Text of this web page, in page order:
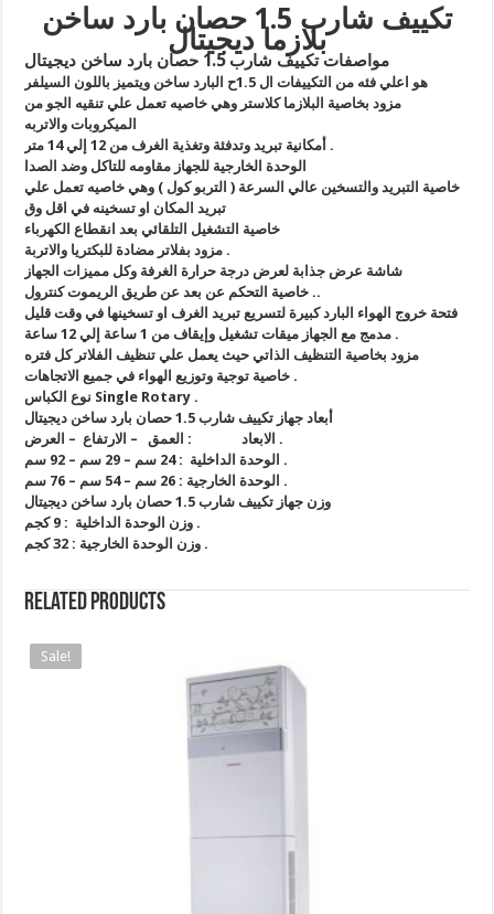
تكييف شارب 1.5 حصان بارد ساخن
بلازما ديجيتال
مواصفات تكييف شارب 1.5 حصان بارد ساخن ديجيتال
هو اعلي فئه من التكييفات ال 1.5ح البارد ساخن ويتميز باللون السيلفر
مزود بخاصية البلازما كلاستر وهي خاصيه تعمل علي تنقيه الجو من
الميكروبات والاتربه
أمكانية تبريد وتدفئة وتغذية الغرف من 12 إلي 14 متر .
الوحدة الخارجية للجهاز مقاومه للتاكل وضد الصدا
خاصية التبريد والتسخين عالي السرعة ( التربو كول ) وهي خاصيه تعمل علي
تبريد المكان او تسخينه في اقل وق
خاصية التشغيل التلقائي بعد انقطاع الكهرباء
مزود بفلاتر مضادة للبكتريا والاتربة .
شاشة عرض جذابة لعرض درجة حرارة الغرفة وكل مميزات الجهاز
خاصية التحكم عن بعد عن طريق الريموت كنترول ..
فتحة خروج الهواء البارد كبيرة لتسريع تبريد الغرف او تسخينها في وقت قليل
مدمج مع الجهاز ميقات تشغيل وإيقاف من 1 ساعة إلي 12 ساعة .
مزود بخاصية التنظيف الذاتي حيث يعمل علي تنظيف الفلاتر كل فتره
خاصية توجية وتوزيع الهواء في جميع الاتجاهات .
نوع الكباس Single Rotary .
أبعاد جهاز تكييف شارب 1.5 حصان بارد ساخن ديجيتال
الابعاد : العمق – الارتفاع – العرض .
الوحدة الداخلية : 24 سم – 29 سم – 92 سم .
الوحدة الخارجية : 26 سم – 54 سم – 76 سم .
وزن جهاز تكييف شارب 1.5 حصان بارد ساخن ديجيتال
وزن الوحدة الداخلية : 9 كجم .
وزن الوحدة الخارجية : 32 كجم .
Related products
Sale!